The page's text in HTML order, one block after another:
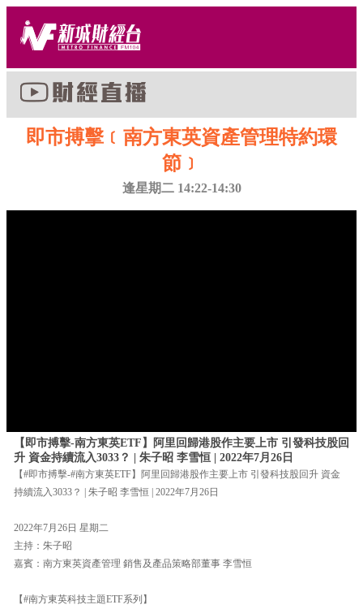
即市搏擊﹝南方東英資產管理特約環
節﹞
逢星期二 14:22-14:30
【即市搏擊-南方東英ETF】阿里回歸港股作主要上市 引發科技股回
升 資金持續流入3033？ | 朱子昭 李雪恒 | 2022年7月26日
【#即市搏擊-#南方東英ETF】阿里回歸港股作主要上市 引發科技股回升 資金
持續流入3033？ | 朱子昭 李雪恒 | 2022年7月26日
2022年7月26日 星期二
主持：朱子昭
嘉賓：南方東英資產管理 銷售及產品策略部董事 李雪恒
【#南方東英科技主題ETF系列】